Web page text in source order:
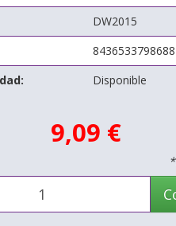
DW2015
8436533798688
Disponible
9,09 €